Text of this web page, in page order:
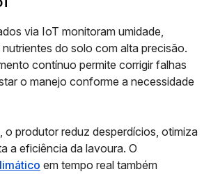
via IoT monitoram umidade,
do solo com alta precisão.
contínuo permite corrigir falhas
o manejo conforme a necessidade
o produtor reduz desperdícios, otimiza
a eficiência da lavoura. O
em tempo real também